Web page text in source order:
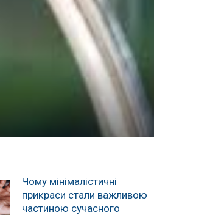
Чому мінімалістичні
прикраси стали важливою
частиною сучасного